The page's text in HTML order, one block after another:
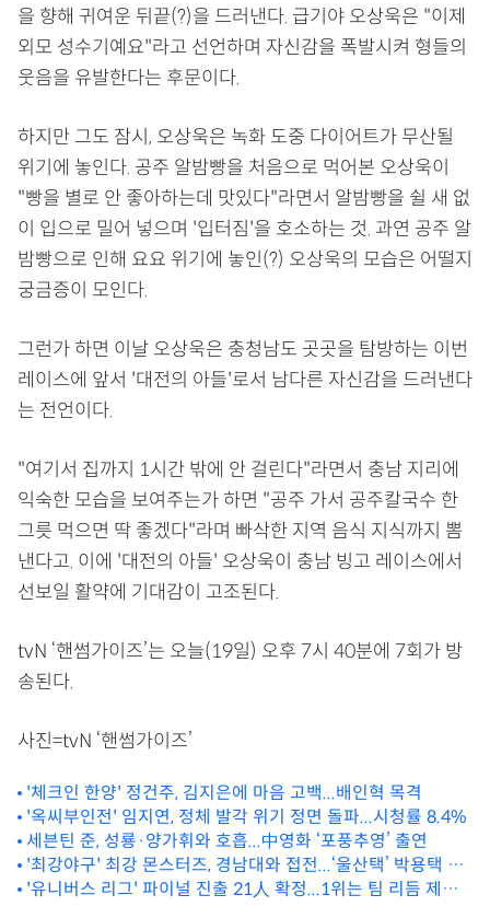
을 향해 귀여운 뒤끝(?)을 드러낸다. 급기야 오상욱은 "이제
외모 성수기예요"라고 선언하며 자신감을 폭발시켜 형들의
웃음을 유발한다는 후문이다.
하지만 그도 잠시, 오상욱은 녹화 도중 다이어트가 무산될
위기에 놓인다. 공주 알밤빵을 처음으로 먹어본 오상욱이
"빵을 별로 안 좋아하는데 맛있다"라면서 알밤빵을 쉴 새 없
이 입으로 밀어 넣으며 '입터짐'을 호소하는 것. 과연 공주 알
밤빵으로 인해 요요 위기에 놓인(?) 오상욱의 모습은 어떨지
궁금증이 모인다.
그런가 하면 이날 오상욱은 충청남도 곳곳을 탐방하는 이번
레이스에 앞서 '대전의 아들'로서 남다른 자신감을 드러낸다
는 전언이다.
"여기서 집까지 1시간 밖에 안 걸린다"라면서 충남 지리에
익숙한 모습을 보여주는가 하면 "공주 가서 공주칼국수 한
그릇 먹으면 딱 좋겠다"라며 빠삭한 지역 음식 지식까지 뽐
낸다고. 이에 '대전의 아들' 오상욱이 충남 빙고 레이스에서
선보일 활약에 기대감이 고조된다.
tvN ‘핸썸가이즈’는 오늘(19일) 오후 7시 40분에 7회가 방
송된다.
사진=tvN ‘핸썸가이즈’
'체크인 한양' 정건주, 김지은에 마음 고백...배인혁 목격
'옥씨부인전' 임지연, 정체 발각 위기 정면 돌파...시청률 8.4%
세븐틴 준, 성룡·양가휘와 호흡...中영화 ‘포풍추영’ 출연
'최강야구' 최강 몬스터즈, 경남대와 접전...‘울산택’ 박용택 분
통?
'유니버스 리그' 파이널 진출 21人 확정...1위는 팀 리듬 제이